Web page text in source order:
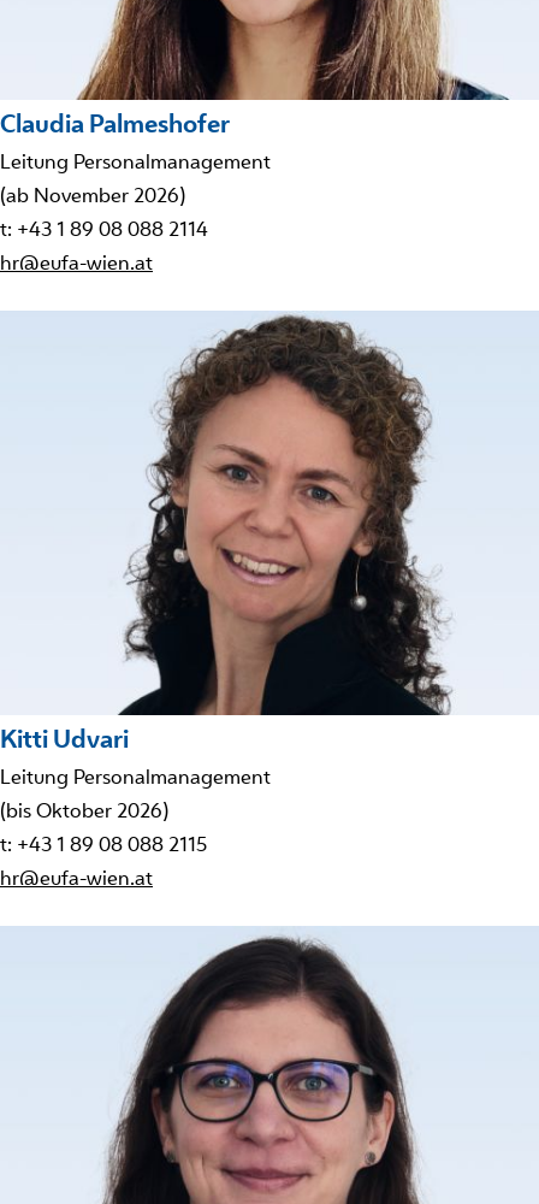
Claudia Palmeshofer
Leitung Personalmanagement
(ab November 2026)
t: +43 1 89 08 088 2114
hr@eufa-wien.at
Kitti Udvari
Leitung Personalmanagement
(bis Oktober 2026)
t: +43 1 89 08 088 2115
hr@eufa-wien.at